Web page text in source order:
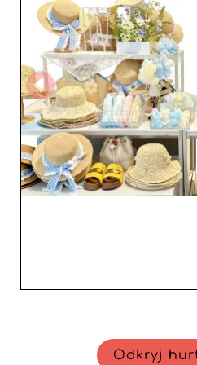
strategicznym sojusznikiem
wzbogacić swoją ofertę o
dodatki. Z VERI accessories odmień swój katalog i
zaoferuj klientom modne,
które wzmocnią wizerunek i
sklepu.
Odkryj